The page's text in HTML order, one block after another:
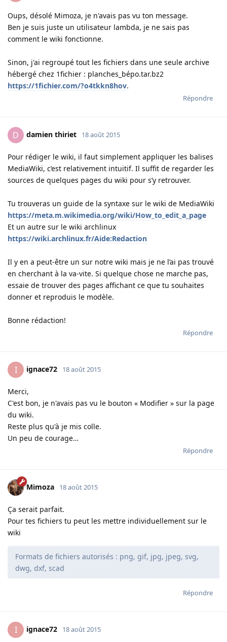
Oups, désolé Mimoza, je n'avais pas vu ton message.
Ben je suis juste un utilisateur lambda, je ne sais pas
comment le wiki fonctionne.
Sinon, j'ai regroupé tout les fichiers dans une seule archive
hébergé chez 1fichier : planches_bépo.tar.bz2
https://1fichier.com/?o4tkkn8hov.
Répondre
D damien thiriet 18 août 2015
Pour rédiger le wiki, il faut simplement appliquer les balises
MediaWiki, c’est relativement intuitif. Il suffit de regarder les
sources de quelques pages du wiki pour s’y retrouver.
Tu trouveras un guide de la syntaxe sur le wiki de MediaWiki
https://meta.m.wikimedia.org/wiki/How_to_edit_a_page
Et un autre sur le wiki archlinux
https://wiki.archlinux.fr/Aide:Redaction
Il y en a peut-être un sur notre wiki mais je ne l’ai pas trouvé
en cherchant à la va-vite. Si quelque chose ne marche pas,
essaie de trouver des pages affichant ce que tu souhaites
donner et reproduis le modèle.
Bonne rédaction!
Répondre
I ignace72 18 août 2015
Merci,
C'est bon, je n'avais pas vu le bouton « Modifier » sur la page
du wiki.
Reste plus qu'à je mis colle.
Un peu de courage…
Répondre
Mimoza 18 août 2015
Ça serait parfait.
Pour tes fichiers tu peut les mettre individuellement sur le
wiki
Formats de fichiers autorisés : png, gif, jpg, jpeg, svg,
dwg, dxf, scad
Répondre
I ignace72 18 août 2015